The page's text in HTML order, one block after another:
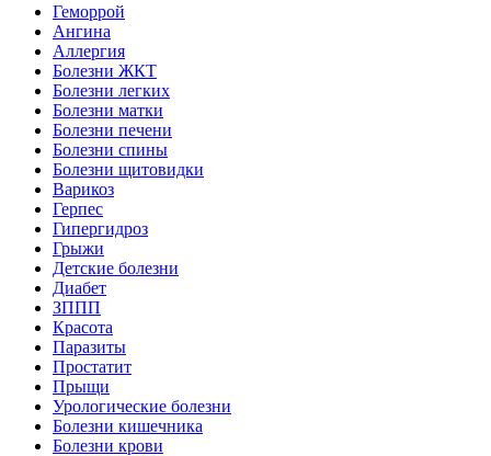
Геморрой
Ангина
Аллергия
Болезни ЖКТ
Болезни легких
Болезни матки
Болезни печени
Болезни спины
Болезни щитовидки
Варикоз
Герпес
Гипергидроз
Грыжи
Детские болезни
Диабет
ЗППП
Красота
Паразиты
Простатит
Прыщи
Урологические болезни
Болезни кишечника
Болезни крови